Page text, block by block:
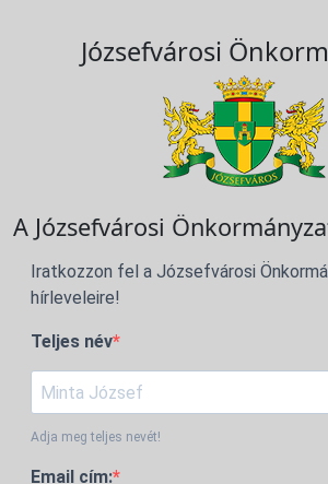
Józsefvárosi
A Józsefvárosi
Iratkozzon fel a Józsefvárosi
hírleveleire!
Teljes név
Adja meg teljes nevét!
Email cím: